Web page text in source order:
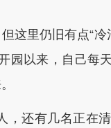
里仍旧有点“冷
园以来，自己每
还有几名正在